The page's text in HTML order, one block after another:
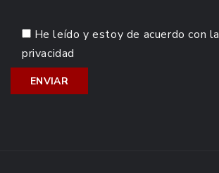
He leído y estoy de acuerdo con la
privacidad